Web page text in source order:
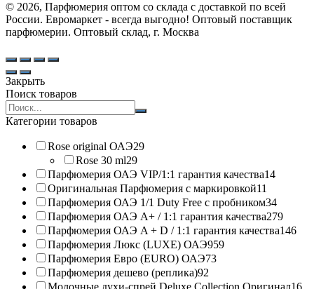
© 2026, Парфюмерия оптом со склада с доставкой по всей
России. Евромаркет - всегда выгодно! Оптовый поставщик
парфюмерии. Оптовый склад, г. Москва
Закрыть
Поиск товаров
Search
products:
Категории товаров
Rose original ОАЭ29
Rose 30 ml29
Парфюмерия ОАЭ VIP/1:1 гарантия качества14
Оригинальная Парфюмерия с маркировкой11
Парфюмерия ОАЭ 1/1 Duty Free с пробником34
Парфюмерия ОАЭ A+ / 1:1 гарантия качества279
Парфюмерия ОАЭ A + D / 1:1 гарантия качества146
Парфюмерия Люкс (LUXE) ОАЭ959
Парфюмерия Евро (EURO) ОАЭ73
Парфюмерия дешево (реплика)92